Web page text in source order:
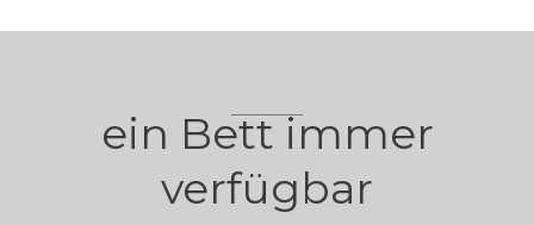
ein Bett immer
verfügbar